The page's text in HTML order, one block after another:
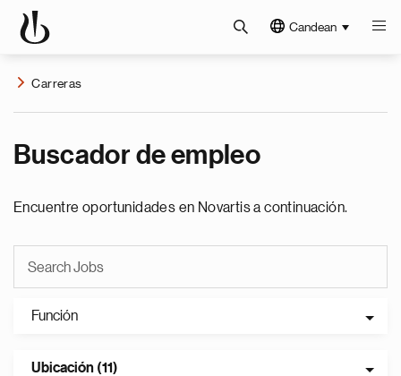
Candean
Carreras
Buscador de empleo
Encuentre oportunidades en Novartis a continuación.
Función
Ubicación (11)